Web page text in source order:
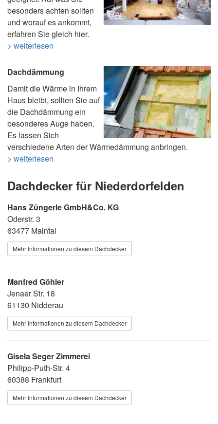
besonders achten sollten
und worauf es ankommt,
erfahren Sie gleich hier.
> weiterlesen
Dachdämmung
Damit die Wärme in Ihrem
Haus bleibt, sollten Sie auf
die Dachdämmung ein
besonderes Auge haben.
Es lassen Sich
verschiedene Arten der Wärmedämmung anbringen.
> weiterlesen
Dachdecker für Niederdorfelden
Hans Züngerle GmbH&Co. KG
Oderstr. 3
63477 Maintal
Mehr Informationen zu diesem Dachdecker
Manfred Göhler
Jenaer Str. 18
61130 Nidderau
Mehr Informationen zu diesem Dachdecker
Gisela Seger Zimmerei
Philipp-Puth-Str. 4
60388 Frankfurt
Mehr Informationen zu diesem Dachdecker